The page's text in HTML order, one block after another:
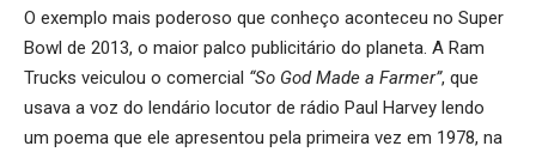
O exemplo mais poderoso que conheço aconteceu no Super
Bowl de 2013, o maior palco publicitário do planeta. A Ram
Trucks veiculou o comercial “So God Made a Farmer”, que
usava a voz do lendário locutor de rádio Paul Harvey lendo
um poema que ele apresentou pela primeira vez em 1978, na